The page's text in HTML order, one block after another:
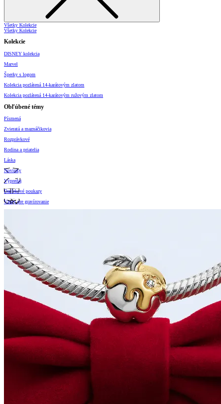
Všetky Kolekcie
Všetky Kolekcie
Kolekcie
DISNEY kolekcia
Marvel
Šperky s logom
Kolekcia pozlátená 14-karátovým zlatom
Kolekcia pozlátená 14-karátovým ružovým zlatom
Obľúbené témy
Písmená
Zvieratá a maznáčikovia
Rozprávkové
Rodina a priatelia
Láska
Novinky
Výpredaj
Darčekové poukazy
Vzory pre gravírovanie